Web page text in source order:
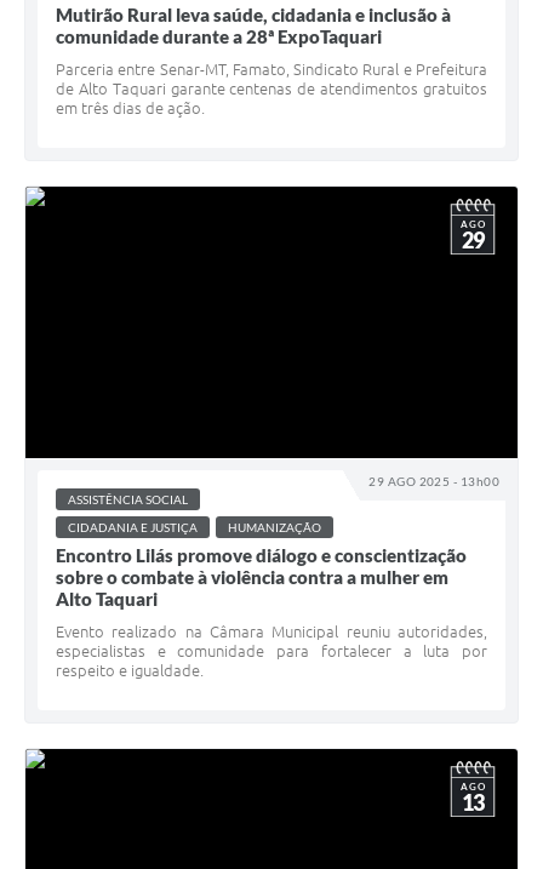
Mutirão Rural leva saúde, cidadania e inclusão à
comunidade durante a 28ª ExpoTaquari
Parceria entre Senar-MT, Famato, Sindicato Rural e Prefeitura
de Alto Taquari garante centenas de atendimentos gratuitos
em três dias de ação.
29 AGO 2025 - 13h00
AGO
29
ASSISTÊNCIA SOCIAL
CIDADANIA E JUSTIÇA
HUMANIZAÇÃO
Encontro Lilás promove diálogo e conscientização
sobre o combate à violência contra a mulher em
Alto Taquari
Evento realizado na Câmara Municipal reuniu autoridades,
especialistas e comunidade para fortalecer a luta por
respeito e igualdade.
AGO
13